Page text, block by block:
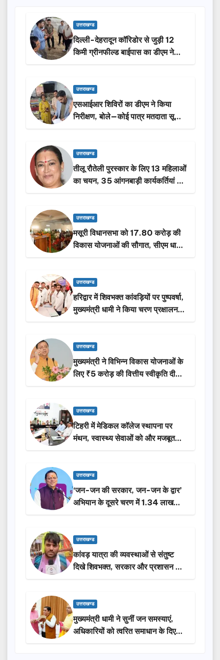
उत्तराखण्ड
दिल्ली-देहरादून कॉरिडोर से जुड़ी 12
किमी ग्रीनफील्ड बाईपास का डीएम ने
किया निरीक्षण…
उत्तराखण्ड
एसआईआर शिविरों का डीएम ने किया
निरीक्षण, बोले—कोई पात्र मतदाता सूची
से न छूटे…
उत्तराखण्ड
तीलू रौतेली पुरस्कार के लिए 13 महिलाओं
का चयन, 35 आंगनबाड़ी कार्यकर्तियां भी
होंगी सम्मानित…
उत्तराखण्ड
मसूरी विधानसभा को 17.80 करोड़ की
विकास योजनाओं की सौगात, सीएम धामी
ने किया लोकार्पण-शिलान्यास.
उत्तराखण्ड
हरिद्वार में शिवभक्त कांवड़ियों पर पुष्पवर्षा,
मुख्यमंत्री धामी ने किया चरण प्रक्षालन…
उत्तराखण्ड
मुख्यमंत्री ने विभिन्न विकास योजनाओं के
लिए ₹5 करोड़ की वित्तीय स्वीकृति दी…
उत्तराखण्ड
टिहरी में मेडिकल कॉलेज स्थापना पर
मंथन, स्वास्थ्य सेवाओं को और मजबूत
करेगी सरकार: मुख्यमंत्री धामी…
उत्तराखण्ड
‘जन-जन की सरकार, जन-जन के द्वार’
अभियान के दूसरे चरण में 1.34 लाख
लोगों की भागीदारी…
उत्तराखण्ड
कांवड़ यात्रा की व्यवस्थाओं से संतुष्ट
दिखे शिवभक्त, सरकार और प्रशासन की
सराहना…
उत्तराखण्ड
मुख्यमंत्री धामी ने सुनीं जन समस्याएं,
अधिकारियों को त्वरित समाधान के दिए
निर्देश